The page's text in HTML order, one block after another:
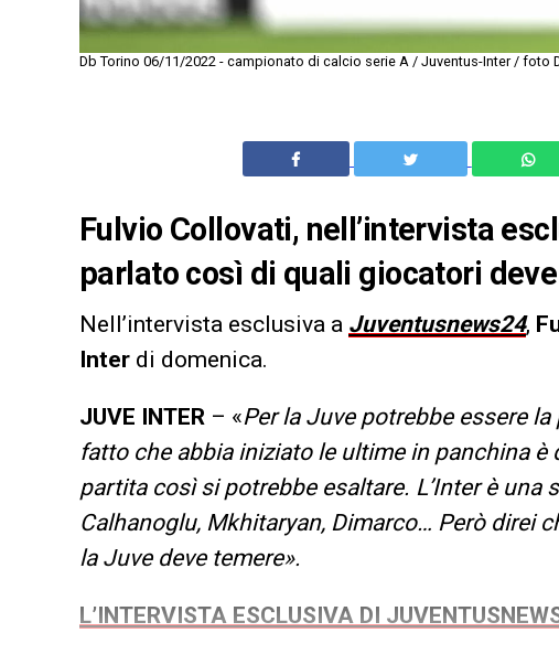
Db Torino 06/11/2022 - campionato di calcio serie A / Juventus-Inter / foto
Fulvio Collovati, nell’intervista
parlato così di quali giocatori
Nell’intervista esclusiva a Juventusnews24,
Inter di domenica.
JUVE INTER – «Per la Juve potrebbe essere
fatto che abbia iniziato le ultime in panchina
partita così si potrebbe esaltare. L’Inter è una
Calhanoglu, Mkhitaryan, Dimarco… Però direi
la Juve deve temere».
L’INTERVISTA ESCLUSIVA DI